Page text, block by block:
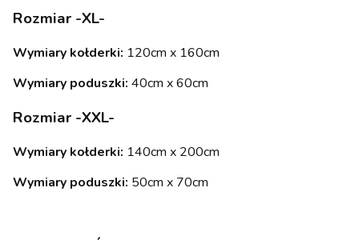
Rozmiar -XL-
Wymiary kołderki: 120cm x 160cm
Wymiary poduszki: 40cm x 60cm
Rozmiar -XXL-
Wymiary kołderki: 140cm x 200cm
Wymiary poduszki: 50cm x 70cm